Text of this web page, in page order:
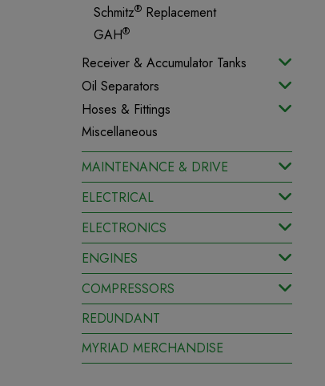
Schmitz® Replacement
GAH®
Receiver & Accumulator Tanks
Oil Separators
Hoses & Fittings
Miscellaneous
MAINTENANCE & DRIVE
ELECTRICAL
ELECTRONICS
ENGINES
COMPRESSORS
REDUNDANT
MYRIAD MERCHANDISE